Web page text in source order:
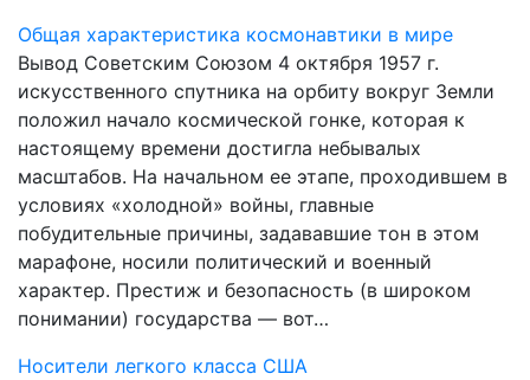
Общая характеристика космонавтики в мире
Вывод Советским Союзом 4 октября 1957 г.
искусственного спутника на орбиту вокруг Земли
положил начало космической гонке, которая к
настоящему времени достигла небывалых
масштабов. На начальном ее этапе, проходившем в
условиях «холодной» войны, главные
побудительные причины, задававшие тон в этом
марафоне, носили политический и военный
характер. Престиж и безопасность (в широком
понимании) государства — вот…
Носители легкого класса США